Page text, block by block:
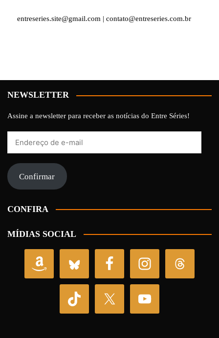
entreseries.site@gmail.com | contato@entreseries.com.br
NEWSLETTER
Assine a newsletter para receber as notícias do Entre Séries!
mail Confirmar
CONFIRA
MÍDIAS SOCIAL